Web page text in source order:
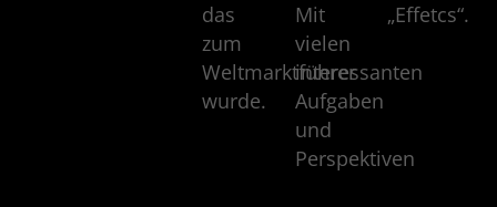
das
zum
Weltmarktführer
wurde.
Mit
vielen
interessanten
Aufgaben
und
Perspektiven
„Effetcs“.